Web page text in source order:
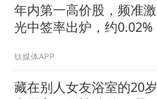
年内第一高价股，频准激
光中签率出炉，约0.02%
钛媒体APP
藏在别人女友浴室的20岁